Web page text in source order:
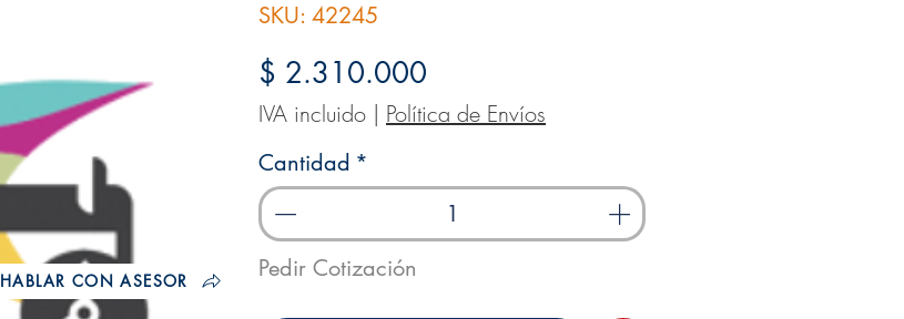
SKU: 42245
$ 2.310.000
IVA incluido | Política de Envíos
Cantidad *
Pedir Cotización
HABLAR CON ASESOR